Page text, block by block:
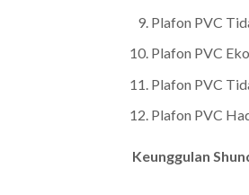
Plafon PVC
Plafon PVC
Plafon PVC
Plafon PVC
Keunggulan